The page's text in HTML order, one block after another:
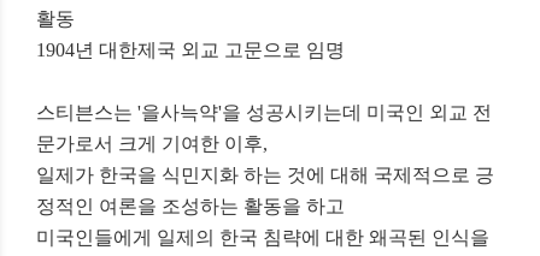
활동
1904년 대한제국 외교 고문으로 임명
스티븐스는 '을사늑약'을 성공시키는데 미국인 외교 전
문가로서 크게 기여한 이후,
일제가 한국을 식민지화 하는 것에 대해 국제적으로 긍
정적인 여론을 조성하는 활동을 하고
미국인들에게 일제의 한국 침략에 대한 왜곡된 인식을